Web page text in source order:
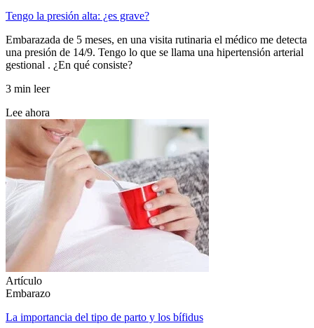
Tengo la presión alta: ¿es grave?
Embarazada de 5 meses, en una visita rutinaria el médico me detecta
una presión de 14/9. Tengo lo que se llama una hipertensión arterial
gestional . ¿En qué consiste?
3 min leer
Lee ahora
Artículo
Embarazo
La importancia del tipo de parto y los bífidus